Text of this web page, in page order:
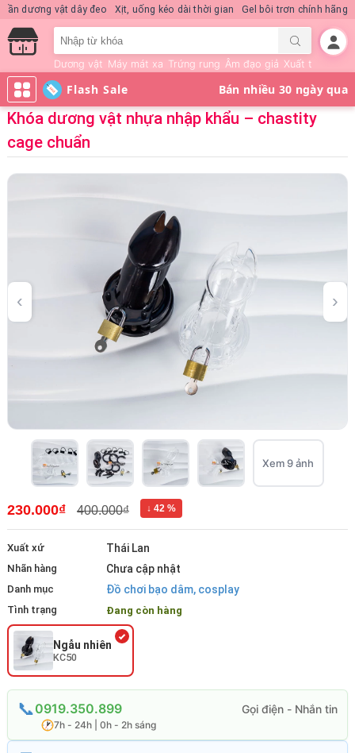
Nước hoa KD Quick Rush Quần dương vật dây đeo Xịt, uống kéo dài thời
Dương vật Máy mát xa Trứng rung Âm đạo giả Xuất tinh sớm
Flash Sale
Khóa dương vật nhựa nhập khẩu – chastity
cage chuẩn
Xem 9 ảnh
230.000₫ 400.000₫ ↓ 42 %
Xuất xứ Thái Lan
Nhãn hàng Chưa cập nhật
Danh mục Đồ chơi bạo dâm, cosplay
Tình trạng Đang còn hàng
Ngẫu nhiên
KC50
0919.350.899
7h - 24h | 0h - 2h sáng